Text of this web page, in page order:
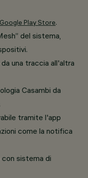
Google Play Store.
del sistema,
una traccia all'altra
Casambi da
tramite l'app
come la notifica
con sistema di